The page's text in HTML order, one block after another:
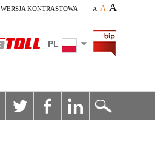
WERSJA KONTRASTOWA A A A
PL